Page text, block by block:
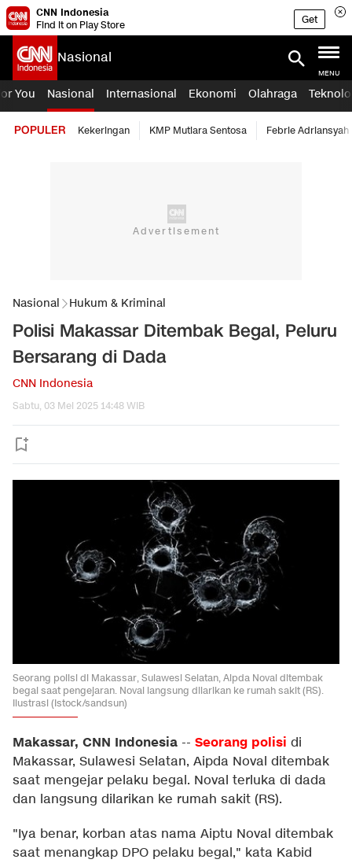
CNN Indonesia
Find it on Play Store
Get
Nasional
MENU
You Nasional Internasional Ekonomi Olahraga
POPULER Kekeringan KMP Mutiara Sentosa Febrie Adriansyah
Nasional Hukum & Kriminal
Polisi Makassar Ditembak Begal, Peluru
Bersarang di Dada
CNN Indonesia
Sabtu, 03 Mei 2025 14:48 WIB
Seorang polisi di Makassar, Sulawesi Selatan, Aipda Noval ditembak
begal saat pengejaran. Noval langsung dilarikan ke rumah sakit (RS).
Ilustrasi (Istock/sandsun)
Makassar, CNN Indonesia -- Seorang polisi di
Makassar, Sulawesi Selatan, Aipda Noval ditembak
saat mengejar pelaku begal. Noval terluka di dada
dan langsung dilarikan ke rumah sakit (RS).
"Iya benar, korban atas nama Aiptu Noval ditembak
saat menangkap DPO pelaku begal," kata Kabid